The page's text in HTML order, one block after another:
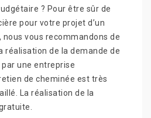
? Pour être sûr de
pour votre projet d’un
vous recommandons de
réalisation de la demande de
une entreprise
de cheminée est très
La réalisation de la